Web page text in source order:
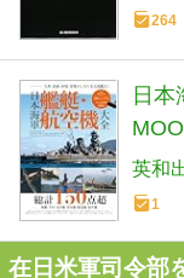
264
日
英和
1
在日米軍司令部